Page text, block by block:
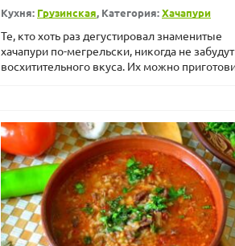
Кухня: Грузинская, Категория:Хачапури
Те, кто хоть раз дегустировал знаменитые
хачапури по-мегрельски, никогда не
восхитительного вкуса. Их можно